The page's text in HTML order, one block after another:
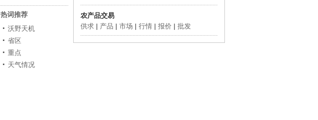
农产品交易
供求 | 产品 | 市场 | 行情 | 报价 | 批发
热词推荐
沃野天机
省区
重点
天气情况